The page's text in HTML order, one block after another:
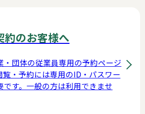
約のお客様へ
・団体の従業員専用の予約ページ
覧・予約には専用のID・パスワー
です。一般の方は利用できませ